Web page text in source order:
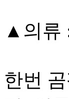
▲의류
한번